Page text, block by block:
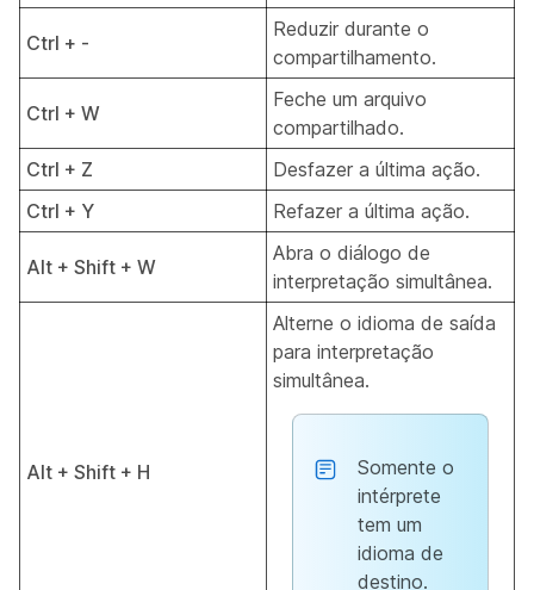
Ctrl + -
Reduzir durante o
compartilhamento.
Ctrl + W
Feche um arquivo
compartilhado.
Ctrl + Z
Desfazer a última ação.
Ctrl + Y
Refazer a última ação.
Alt + Shift + W
Abra o diálogo de
interpretação simultânea.
Alt + Shift + H
Alterne o idioma de saída
para interpretação
simultânea.
Somente o
intérprete
tem um
idioma de
destino.